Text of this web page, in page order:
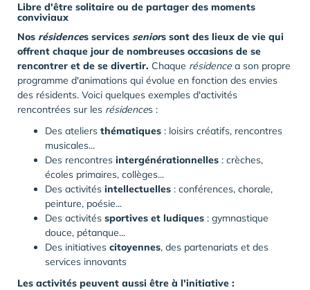
Libre d'être solitaire ou de partager des moments
conviviaux
Nos résidences services seniors sont des lieux de vie qui
offrent chaque jour de nombreuses occasions de se
rencontrer et de se divertir. Chaque résidence a son propre
programme d'animations qui évolue en fonction des envies
des résidents. Voici quelques exemples d'activités
rencontrées sur les résidences :
Des ateliers thématiques : loisirs créatifs, rencontres
musicales...
Des rencontres intergénérationnelles : crèches,
écoles primaires, collèges...
Des activités intellectuelles : conférences, chorale,
peinture, poésie...
Des activités sportives et ludiques : gymnastique
douce, pétanque...
Des initiatives citoyennes, des partenariats et des
services innovants
Les activités peuvent aussi être à l'initiative :